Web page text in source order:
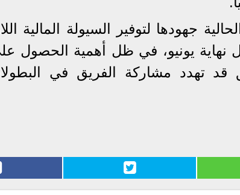
جهودها لتوفير السيولة المالية
نهاية يونيو، في ظل أهمية الحصول
قد تهدد مشاركة الفريق في